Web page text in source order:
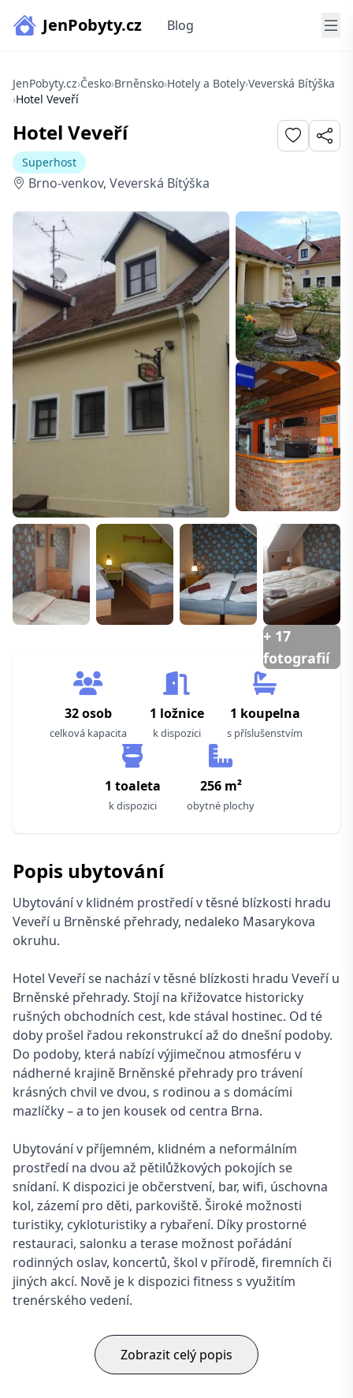
JenPobyty.cz Blog
JenPobyty.cz›Česko›Brněnsko›Hotely a Botely›Veverská Bítýška
›Hotel Veveří
Hotel Veveří
Superhost
Brno-venkov, Veverská Bítýška
+ 17
fotografií
32 osob
celková kapacita
1 ložnice
k dispozici
1 koupelna
s příslušenstvím
1 toaleta
k dispozici
256 m²
obytné plochy
Popis ubytování
Ubytování v klidném prostředí v těsné blízkosti hradu
Veveří u Brněnské přehrady, nedaleko Masarykova
okruhu.
Hotel Veveří se nachází v těsné blízkosti hradu Veveří u
Brněnské přehrady. Stojí na křižovatce historicky
rušných obchodních cest, kde stával hostinec. Od té
doby prošel řadou rekonstrukcí až do dnešní podoby.
Do podoby, která nabízí výjimečnou atmosféru v
nádherné krajině Brněnské přehrady pro trávení
krásných chvil ve dvou, s rodinou a s domácími
mazlíčky – a to jen kousek od centra Brna.
Ubytování v příjemném, klidném a neformálním
prostředí na dvou až pětilůžkových pokojích se
snídaní. K dispozici je občerstvení, bar, wifi, úschovna
kol, zázemí pro děti, parkoviště. Široké možnosti
turistiky, cykloturistiky a rybaření. Díky prostorné
restauraci, salonku a terase možnost pořádání
rodinných oslav, koncertů, škol v přírodě, firemních či
jiných akcí. Nově je k dispozici fitness s využitím
trenérského vedení.
Zobrazit celý popis